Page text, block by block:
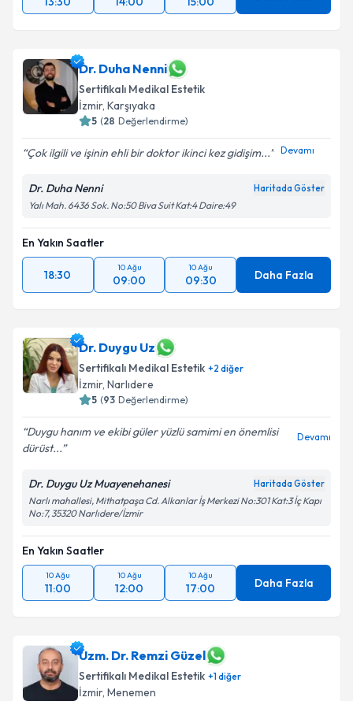
Dr. Duha Nenni
Sertifikalı Medikal Estetik
İzmir, Karşıyaka
5 (28 Değerlendirme)
Çok ilgili ve işinin ehli bir doktor ikinci kez gidişim... Devamı
Dr. Duha Nenni Haritada Göster
Yalı Mah. 6436 Sok. No:50 Biva Suit Kat:4 Daire:49
En Yakın Saatler
18:30
10 Ağu
09:00
10 Ağu
09:30 Daha Fazla
Dr. Duygu Uz
Sertifikalı Medikal Estetik +2 diğer
İzmir, Narlıdere
5 (93 Değerlendirme)
Duygu hanım ve ekibi güler yüzlü samimi en önemlisi
dürüst...
Devamı
Dr. Duygu Uz Muayenehanesi Haritada Göster
Narlı mahallesi, Mithatpaşa Cd. Alkanlar İş Merkezi No:301 Kat:3 İç Kapı
No:7, 35320 Narlıdere/İzmir
En Yakın Saatler
10 Ağu
11:00
10 Ağu
12:00
10 Ağu
17:00 Daha Fazla
Uzm. Dr. Remzi Güzel
Sertifikalı Medikal Estetik +1diğer
İzmir, Menemen